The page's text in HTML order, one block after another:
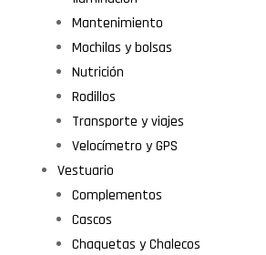
Mantenimiento
Mochilas y bolsas
Nutrición
Rodillos
Transporte y viajes
Velocímetro y GPS
Vestuario
Complementos
Cascos
Chaquetas y Chalecos